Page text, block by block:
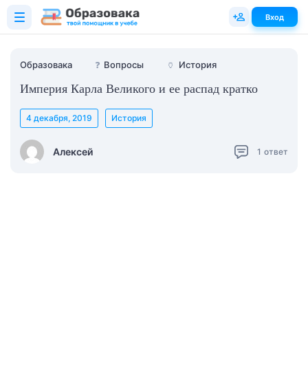
Образовака ❓ Вопросы 🏺 История
Империя Карла Великого и ее распад кратко
Алексей
4 декабря, 2019 История
1 ответ
Вход